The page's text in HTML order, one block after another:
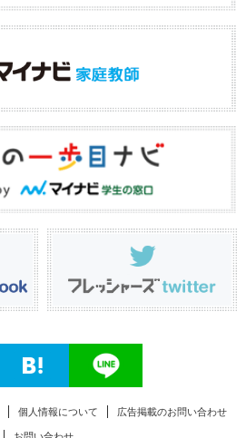
個人情報について 広告掲載のお問い合わせ